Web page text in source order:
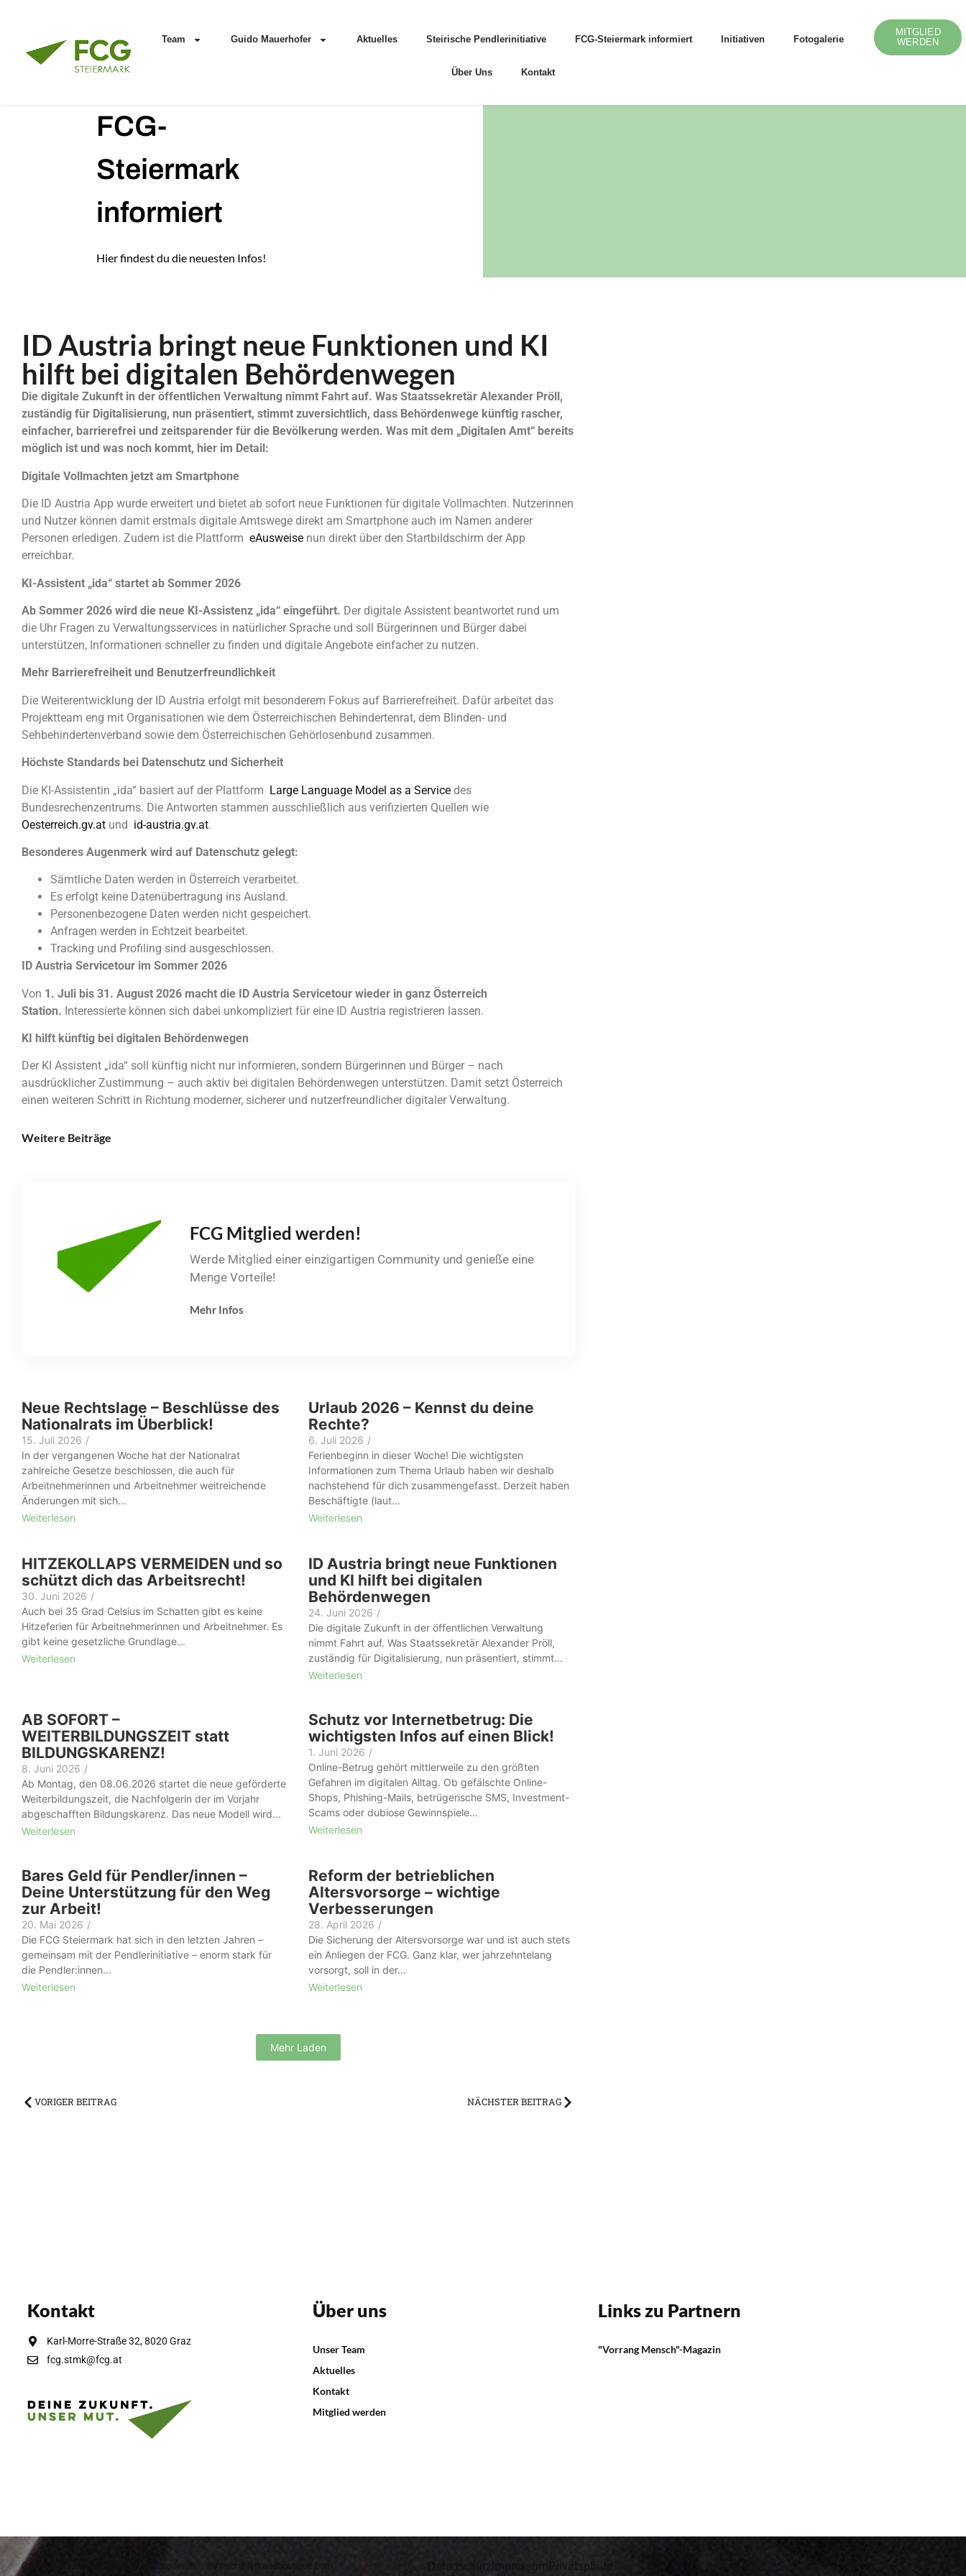
Team Guido Mauerhofer Aktuelles Steirische Pendlerinitiative FCG-Steiermark informiert Initiativen Fotogalerie
Über Uns Kontakt
MITGLIED
WERDEN
FCG-
Steiermark
informiert
Hier findest du die neuesten Infos!
ID Austria bringt neue Funktionen und KI
hilft bei digitalen Behördenwegen
Die digitale Zukunft in der öffentlichen Verwaltung nimmt Fahrt auf. Was Staatssekretär Alexander Pröll,
zuständig für Digitalisierung, nun präsentiert, stimmt zuversichtlich, dass Behördenwege künftig rascher,
einfacher, barrierefrei und zeitsparender für die Bevölkerung werden. Was mit dem „Digitalen Amt“ bereits
möglich ist und was noch kommt, hier im Detail:
Digitale Vollmachten jetzt am Smartphone
Die ID Austria App wurde erweitert und bietet ab sofort neue Funktionen für digitale Vollmachten. Nutzerinnen
und Nutzer können damit erstmals digitale Amtswege direkt am Smartphone auch im Namen anderer
Personen erledigen. Zudem ist die Plattform eAusweise nun direkt über den Startbildschirm der App
erreichbar.
KI-Assistent „ida“ startet ab Sommer 2026
Ab Sommer 2026 wird die neue KI-Assistenz „ida“ eingeführt. Der digitale Assistent beantwortet rund um
die Uhr Fragen zu Verwaltungsservices in natürlicher Sprache und soll Bürgerinnen und Bürger dabei
unterstützen, Informationen schneller zu finden und digitale Angebote einfacher zu nutzen.
Mehr Barrierefreiheit und Benutzerfreundlichkeit
Die Weiterentwicklung der ID Austria erfolgt mit besonderem Fokus auf Barrierefreiheit. Dafür arbeitet das
Projektteam eng mit Organisationen wie dem Österreichischen Behindertenrat, dem Blinden- und
Sehbehindertenverband sowie dem Österreichischen Gehörlosenbund zusammen.
Höchste Standards bei Datenschutz und Sicherheit
Die KI-Assistentin „ida“ basiert auf der Plattform Large Language Model as a Service des
Bundesrechenzentrums. Die Antworten stammen ausschließlich aus verifizierten Quellen wie
Oesterreich.gv.at und id-austria.gv.at.
Besonderes Augenmerk wird auf Datenschutz gelegt:
Sämtliche Daten werden in Österreich verarbeitet.
Es erfolgt keine Datenübertragung ins Ausland.
Personenbezogene Daten werden nicht gespeichert.
Anfragen werden in Echtzeit bearbeitet.
Tracking und Profiling sind ausgeschlossen.
ID Austria Servicetour im Sommer 2026
Von 1. Juli bis 31. August 2026 macht die ID Austria Servicetour wieder in ganz Österreich
Station. Interessierte können sich dabei unkompliziert für eine ID Austria registrieren lassen.
KI hilft künftig bei digitalen Behördenwegen
Der KI Assistent „ida“ soll künftig nicht nur informieren, sondern Bürgerinnen und Bürger – nach
ausdrücklicher Zustimmung – auch aktiv bei digitalen Behördenwegen unterstützen. Damit setzt Österreich
einen weiteren Schritt in Richtung moderner, sicherer und nutzerfreundlicher digitaler Verwaltung.
Weitere Beiträge
FCG Mitglied werden!
Werde Mitglied einer einzigartigen Community und genieße eine
Menge Vorteile!
Mehr Infos
Neue Rechtslage – Beschlüsse des
Nationalrats im Überblick!
15. Juli 2026 /
In der vergangenen Woche hat der Nationalrat
zahlreiche Gesetze beschlossen, die auch für
Arbeitnehmerinnen und Arbeitnehmer weitreichende
Änderungen mit sich...
Weiterlesen
Urlaub 2026 – Kennst du deine
Rechte?
6. Juli 2026 /
Ferienbeginn in dieser Woche! Die wichtigsten
Informationen zum Thema Urlaub haben wir deshalb
nachstehend für dich zusammengefasst. Derzeit haben
Beschäftigte (laut...
Weiterlesen
HITZEKOLLAPS VERMEIDEN und so
schützt dich das Arbeitsrecht!
30. Juni 2026 /
Auch bei 35 Grad Celsius im Schatten gibt es keine
Hitzeferien für Arbeit­nehmer­innen und Arbeitnehmer. Es
gibt keine gesetzliche Grundlage...
Weiterlesen
ID Austria bringt neue Funktionen
und KI hilft bei digitalen
Behördenwegen
24. Juni 2026 /
Die digitale Zukunft in der öffentlichen Verwaltung
nimmt Fahrt auf. Was Staatssekretär Alexander Pröll,
zuständig für Digitalisierung, nun präsentiert, stimmt...
Weiterlesen
AB SOFORT –
WEITERBILDUNGSZEIT statt
BILDUNGSKARENZ!
8. Juni 2026 /
Ab Montag, den 08.06.2026 startet die neue geförderte
Weiterbildungszeit, die Nachfolgerin der im Vorjahr
abgeschafften Bildungskarenz. Das neue Modell wird...
Weiterlesen
Schutz vor Internetbetrug: Die
wichtigsten Infos auf einen Blick!
1. Juni 2026 /
Online-Betrug gehört mittlerweile zu den größten
Gefahren im digitalen Alltag. Ob gefälschte Online-
Shops, Phishing-Mails, betrügerische SMS, Investment-
Scams oder dubiose Gewinnspiele...
Weiterlesen
Bares Geld für Pendler/innen –
Deine Unterstützung für den Weg
zur Arbeit!
20. Mai 2026 /
Die FCG Steiermark hat sich in den letzten Jahren –
gemeinsam mit der Pendlerinitiative – enorm stark für
die Pendler:innen...
Weiterlesen
Reform der betrieblichen
Altersvorsorge – wichtige
Verbesserungen
28. April 2026 /
Die Sicherung der Altersvorsorge war und ist auch stets
ein Anliegen der FCG. Ganz klar, wer jahrzehntelang
vorsorgt, soll in der...
Weiterlesen
Mehr Laden
VORIGER BEITRAG NÄCHSTER BEITRAG
Kontakt
Karl-Morre-Straße 32, 8020 Graz
fcg.stmk@fcg.at
Über uns
Unser Team
Aktuelles
Kontakt
Mitglied werden
Links zu Partnern
"Vorrang Mensch"-Magazin
Copyright 2026 ©fcg-stmk.at | created with ♡ by Datenschutz Privatsphäre